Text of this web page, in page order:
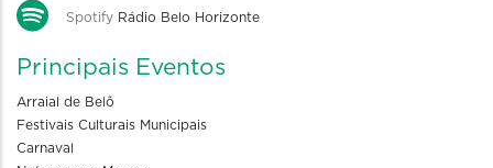
Spotify Rádio Belo Horizonte
Principais Eventos
Arraial de Belô
Festivais Culturais Municipais
Carnaval